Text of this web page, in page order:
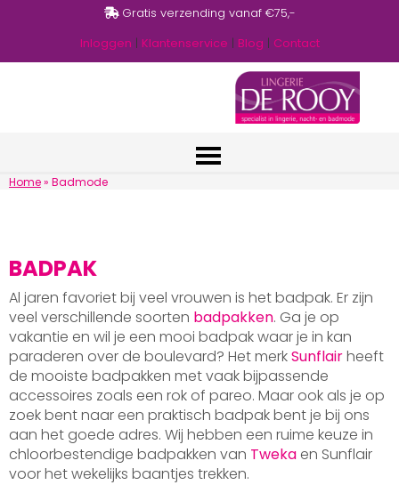
Gratis verzending vanaf €75,-
Inloggen | Klantenservice | Blog | Contact
Home» Badmode
BADPAK
Al jaren favoriet bij veel vrouwen is het badpak. Er zijn
veel verschillende soorten badpakken. Ga je op
vakantie en wil je een mooi badpak waar je in kan
paraderen over de boulevard? Het merkSunflairheeft
de mooiste badpakken met vaak bijpassende
accessoires zoals een rok of pareo. Maar ook als je op
zoek bent naar een praktisch badpak bent je bij ons
aan het goede adres. Wij hebben een ruime keuze in
chloorbestendige badpakken van Tweka en Sunflair
voor het wekelijks baantjes trekken.